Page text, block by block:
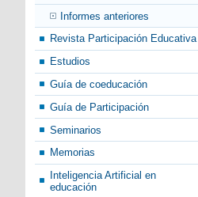
Informes anteriores
Revista Participación Educativa
Estudios
Guía de coeducación
Guía de Participación
Seminarios
Memorias
Inteligencia Artificial en
educación